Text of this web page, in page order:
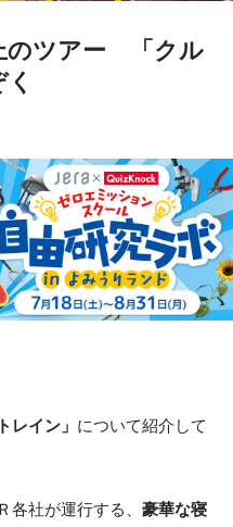
のツアー 「クル
レイン」 について紹介して
各社が運行する、 豪華な寝